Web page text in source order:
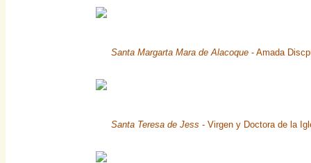
Santa Margarta Mara de Alacoque - Amada
Santa Teresa de Jess - Virgen y Doctora de la